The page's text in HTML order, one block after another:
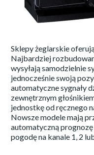
Sklepy żeglarskie
Najbardziej
wysyłają samodzielnie
jednocześnie swoją
automatyczne sygnały
zewnętrznym
jednostkę od ręcznego
Nowsze modele mają
automatyczną
pogodę na kanale 1, 2